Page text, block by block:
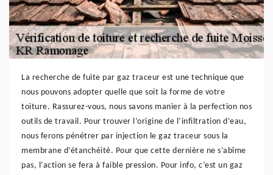
La recherche de fuite par gaz traceur est une technique que
nous pouvons adopter quelle que soit la forme de votre
toiture. Rassurez-vous, nous savons manier à la perfection nos
outils de travail. Pour trouver l’origine de l’infiltration d’eau,
nous ferons pénétrer par injection le gaz traceur sous la
membrane d’étanchéité. Pour que cette dernière ne s’abîme
pas, l’action se fera à faible pression. Pour info, c’est un gaz